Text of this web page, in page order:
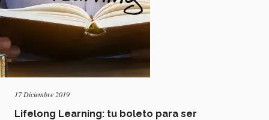
17 Diciembre 2019
Lifelong Learning: tu boleto para ser